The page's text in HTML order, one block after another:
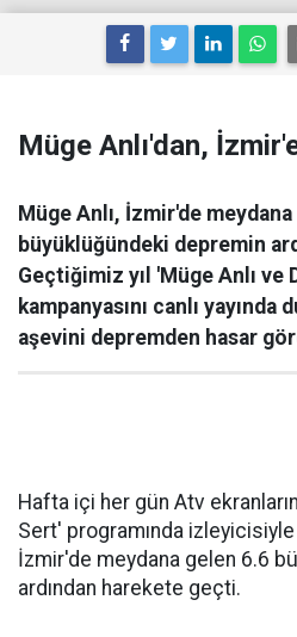
Müge Anlı'dan,
Müge Anlı, İzmir'de
büyüklüğündeki depremin
Geçtiğimiz yıl 'Müge Anlı ve
kampanyasını canlı yayında
aşevini depremden hasar
Hafta içi her gün Atv
Sert' programında
İzmir'de meydana gelen 6.6
ardından harekete geçti.